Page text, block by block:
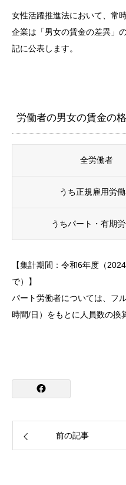
女性活躍推進法において、常
企業は「男女の賃金の差異」
記に公表します。
労働者の男女の賃金の
全労働者
うち正規雇用労
うちパート・有期
【集計期間：令和6年度（
で）】
パート労働者については、フ
時間/日）をもとに人員数の換
前の記事